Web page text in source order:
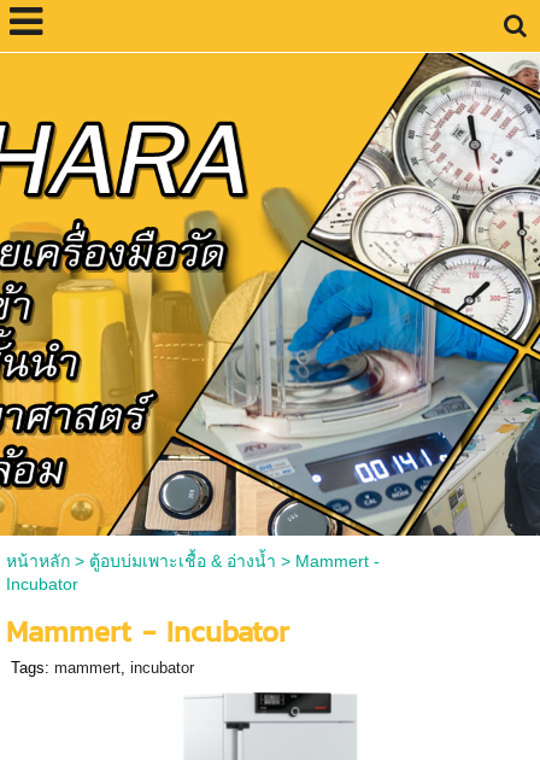
หน้าหลัก> ตู้อบบ่มเพาะเชื้อ & อ่างน้ำ > Mammert -
Incubator
Mammert - Incubator
Tags: mammert, incubator